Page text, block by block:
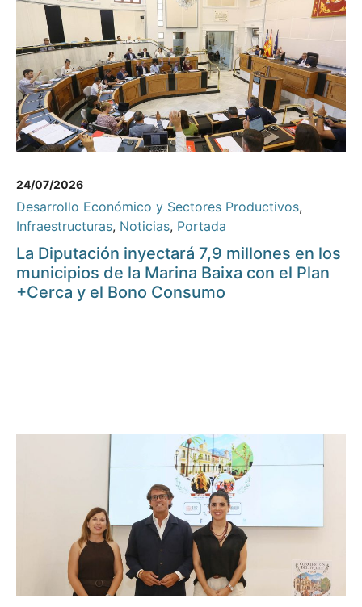
24/07/2026
Desarrollo Económico y Sectores Productivos,
Infraestructuras, Noticias, Portada
La Diputación inyectará 7,9 millones en los
municipios de la Marina Baixa con el Plan
+Cerca y el Bono Consumo